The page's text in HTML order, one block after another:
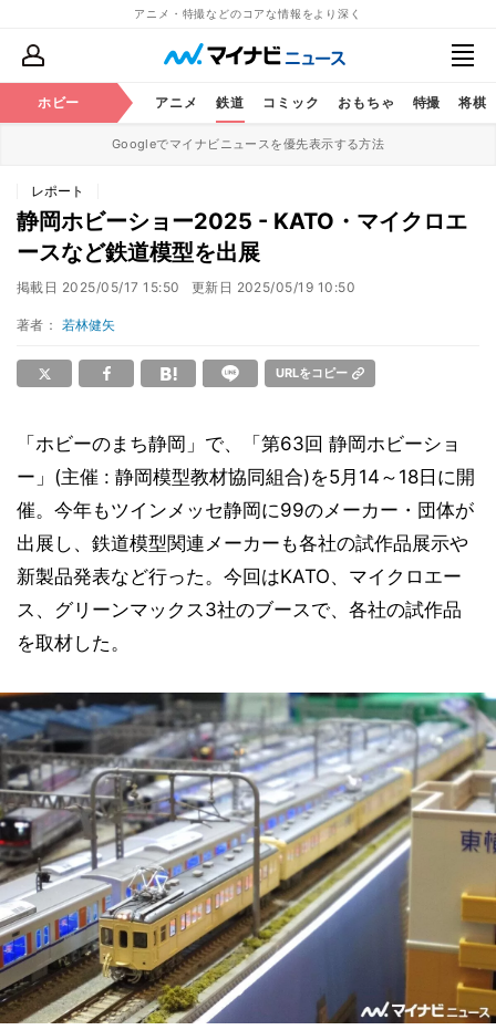
アニメ・特撮などのコアな情報をより深く
ホビー アニメ 鉄道 コミック おもちゃ 特撮 将棋
Googleでマイナビニュースを優先表示する方法
レポート
静岡ホビーショー2025 - KATO・マイクロエ
ースなど鉄道模型を出展
掲載日 2025/05/17 15:50 更新日 2025/05/19 10:50
著者： 若林健矢
URLをコピー
「ホビーのまち静岡」で、「第63回 静岡ホビーショ
ー」(主催 : 静岡模型教材協同組合)を5月14～18日に開
催。今年もツインメッセ静岡に99のメーカー・団体が
出展し、鉄道模型関連メーカーも各社の試作品展示や
新製品発表など行った。今回はKATO、マイクロエー
ス、グリーンマックス3社のブースで、各社の試作品
を取材した。